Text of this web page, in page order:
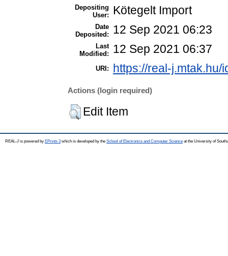
Depositing
User:
Kötegelt Import
Date
Deposited:
12 Sep 2021 06:23
Last
Modified:
12 Sep 2021 06:37
URI: https://real-j.mtak.hu/
Actions (login required)
Edit Item
REAL-J is powered by EPrints 3which is developed by the School of Electronics and Computer Science at the University of